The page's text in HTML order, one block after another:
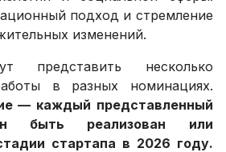
подход и стремление
изменений.
представить несколько
в разных номинациях.
— каждый представленный
быть реализован или
стартапа в 2026 году.